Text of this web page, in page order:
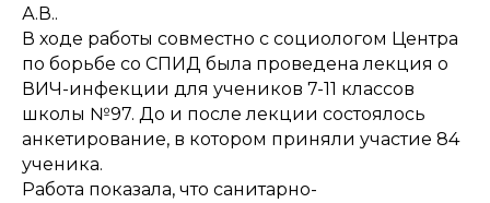
А.В..
В ходе работы совместно с социологом Центра
по борьбе со СПИД была проведена лекция о
ВИЧ-инфекции для учеников 7-11 классов
школы №97. До и после лекции состоялось
анкетирование, в котором приняли участие 84
ученика.
Работа показала, что санитарно-